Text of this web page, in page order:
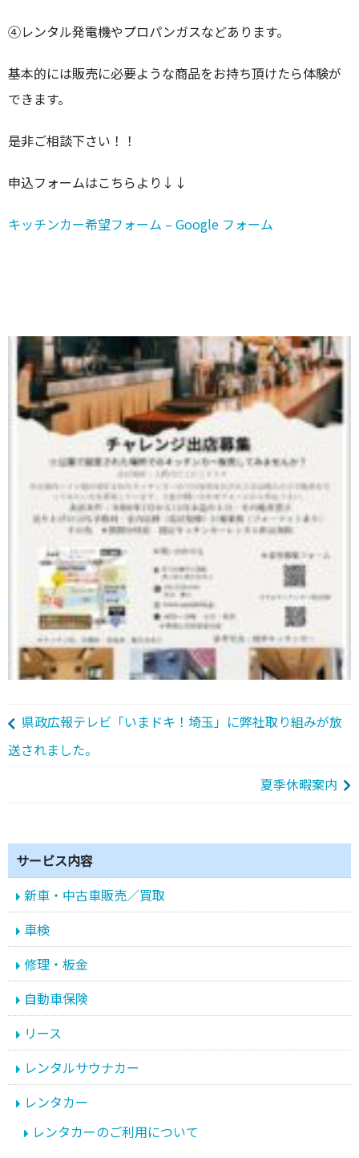
④レンタル発電機やプロパンガスなどあります。
基本的には販売に必要ような商品をお持ち頂けたら体験が
できます。
是非ご相談下さい！！
申込フォームはこちらより↓↓
キッチンカー希望フォーム – Google フォーム
県政広報テレビ「いまドキ！埼玉」に弊社取り組みが放
送されました。
夏季休暇案内
サービス内容
新車・中古車販売／買取
車検
修理・板金
自動車保険
リース
レンタルサウナカー
レンタカー
レンタカーのご利用について